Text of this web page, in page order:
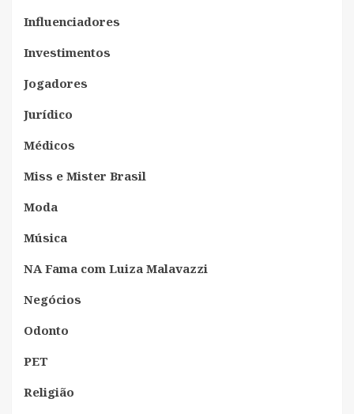
Influenciadores
Investimentos
Jogadores
Jurídico
Médicos
Miss e Mister Brasil
Moda
Música
NA Fama com Luiza Malavazzi
Negócios
Odonto
PET
Religião